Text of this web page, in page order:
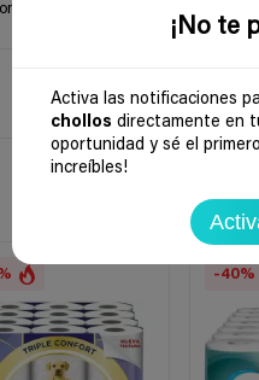
¡No te
Activa las notificaciones
chollos directamente en
oportunidad y sé el
increíbles!
de CO2
-40%